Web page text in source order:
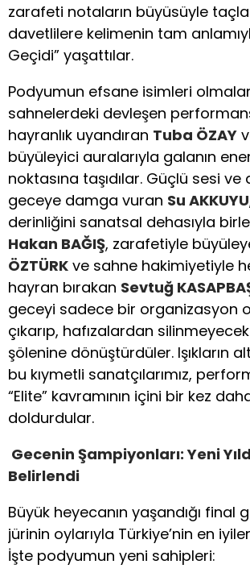
zarafeti notaların büyüsüyle
davetlilere kelimenin tam
Geçidi” yaşattılar.
Podyumun efsane isimleri
sahnelerdeki devleşen
hayranlık uyandıran Tuba ÖZAY
büyüleyici auralarıyla galanın
noktasına taşıdılar. Güçlü sesi
geceye damga vuran Su AKKUYU
derinliğini sanatsal dehasıyla
Hakan BAĞIŞ, zarafetiyle
ÖZTÜRK ve sahne hakimiyetiyle
hayran bırakan Sevtuğ
geceyi sadece bir organizasyon
çıkarıp, hafızalardan
şölenine dönüştürdüler. Işıkların
bu kıymetli sanatçılarımız,
“Elite” kavramının içini bir kez
doldurdular.
Gecenin Şampiyonları: Yeni
Belirlendi
Büyük heyecanın yaşandığı final
jürinin oylarıyla Türkiye’nin en
İşte podyumun yeni sahipleri: